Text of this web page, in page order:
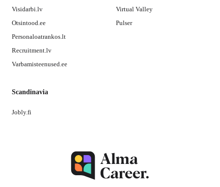
Visidarbi.lv
Otsintood.ee
Personaloatrankos.lt
Recruitment.lv
Varbamisteenused.ee
Virtual Valley
Pulser
Scandinavia
Jobly.fi